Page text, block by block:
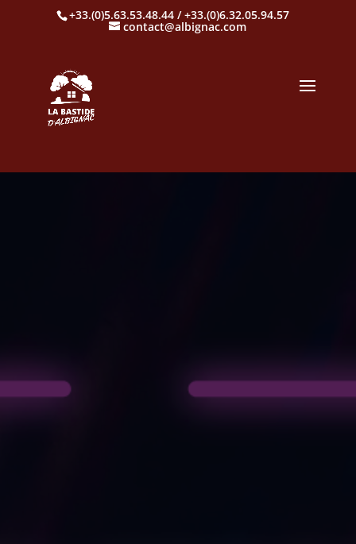
+33.(0)5.63.53.48.44 / +33.(0)6.32.05.94.57
contact@albignac.com